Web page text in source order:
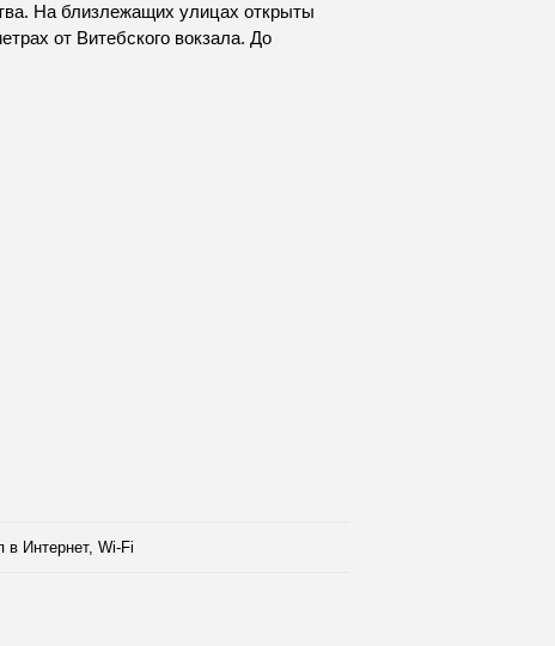
На близлежащих улицах открыты
от Витебского вокзала. До
в Интернет, Wi-Fi